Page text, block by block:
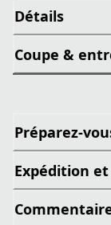
Détails
Coupe &
Préparez-
Expédition